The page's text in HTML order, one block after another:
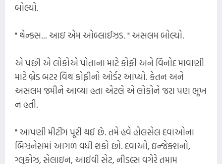
બોલ્યો.
" થેન્ક્સ... આઇ એમ ઓબ્લાઈઝડ. " અસલમ બોલ્યો.
એ પછી એ લોકોએ પોતાના માટે કોફી અને વિનોદ માવાણી
માટે બ્રેડ બટર વિથ કોફીનો ઓર્ડર આપ્યો. કેતન અને
અસલમ જમીને આવ્યા હતા એટલે એ લોકોને જરા પણ ભૂખ
ન હતી.
" આપણી મીટીંગ પૂરી થઈ છે. તમે હવે હોલસેલ દવાઓના
બિઝનેસમાં આગળ વધી શકો છો. દવાઓ, ઇન્જેક્શનો,
ગ્લુકોઝ, સેલાઇન, આઈવી સેટ, નીડલ્સ વગેરે તમામ